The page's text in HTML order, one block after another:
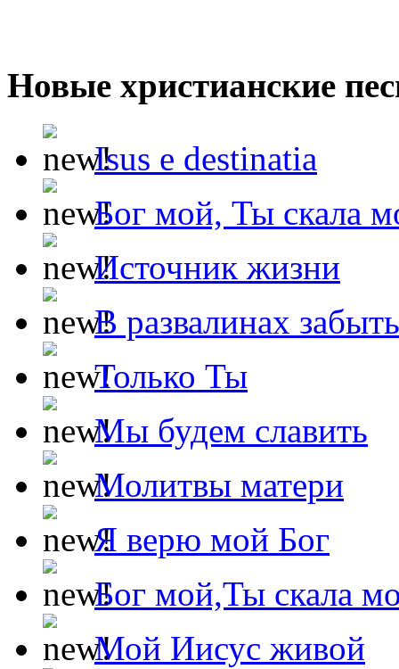
Новые христианские
Isus e destinatia
Бог мой, Ты скала
Источник жизни
В развалинах
Только Ты
Мы будем славить
Молитвы матери
Я верю мой Бог
Бог мой,Ты скала
Мой Иисус живой